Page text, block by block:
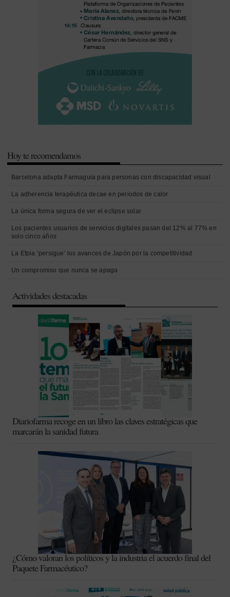
Hoy te recomendamos
Barcelona adapta Farmaguia para personas con discapacidad visual
La adherencia terapéutica decae en periodos de calor
La única forma segura de ver el eclipse solar
Los pacientes usuarios de servicios digitales pasan del 12% al 77% en
solo cinco años
La Efpia ‘persigue’ los avances de Japón por la competitividad
Un compromiso que nunca se apaga
Actividades destacadas
Diariofarma recoge en un libro las claves estratégicas que
marcarán la sanidad futura
¿Cómo valoran los políticos y la industria el acuerdo final del
Paquete Farmacéutico?